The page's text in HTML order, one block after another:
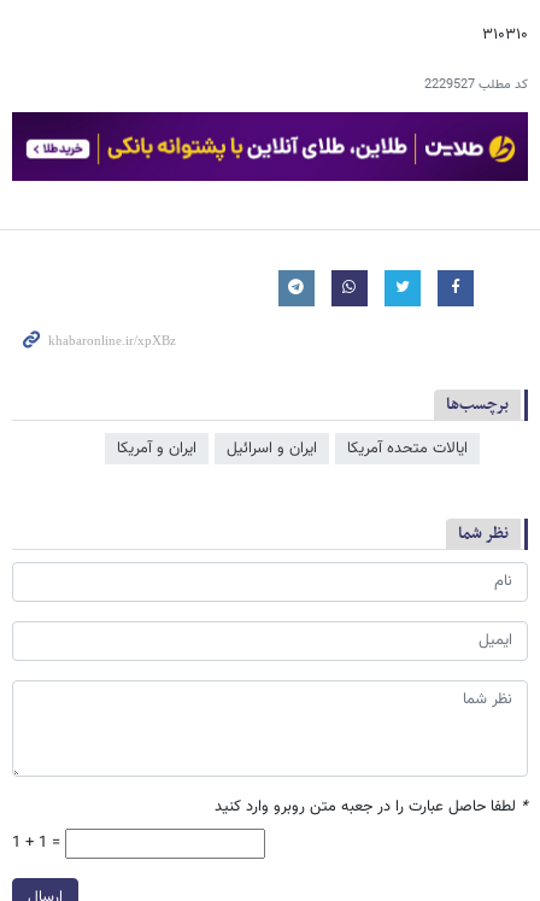
۳۱۰۳۱۰
کد مطلب2229527
برچسب‌ها
ایالات متحده آمریکا ایران و اسرائیل ایران و آمریکا
نظر شما
* لطفا حاصل عبارت را در جعبه متن روبرو وارد کنید
1 + 1 =